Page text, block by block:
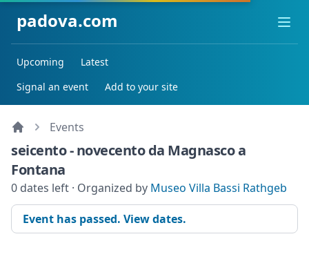
padova.com
Upcoming
Latest
Signal an event
Add to your site
Events
seicento - novecento da Magnasco a
Fontana
0 dates left · Organized by Museo Villa Bassi Rathgeb
Event has passed. View dates.